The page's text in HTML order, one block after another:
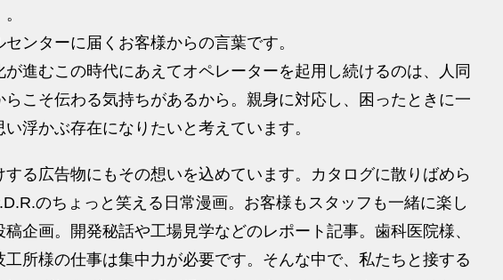
センターに届くお客様からの言葉です。
が進むこの時代にあえてオペレーターを起用し続けるのは、人同
らこそ伝わる気持ちがあるから。親身に対応し、困ったときに一
い浮かぶ存在になりたいと考えています。
する広告物にもその想いを込めています。カタログに散りばめら
のちょっと笑える日常漫画。お客様もスタッフも一緒に楽し
稿企画。開発秘話や工場見学などのレポート記事。歯科医院様、
工所様の仕事は集中力が必要です。そんな中で、私たちと接する